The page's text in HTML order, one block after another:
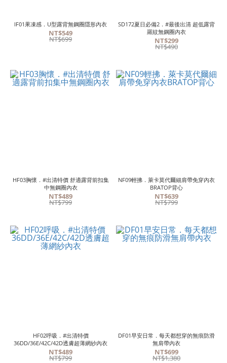
IF01果凍感．U型露背無鋼圈隱形內衣
NT$549
NT$699
SD172夏日必備2．#最後出清 超低露背
羅紋無鋼圈內衣
NT$299
NT$490
HF03胸懷．#出清特價 舒適露背前扣集
中無鋼圈內衣
NT$489
NT$799
NF09輕拂．萊卡莫代爾細肩帶免穿內衣
BRATOP背心
NT$639
NT$799
HF02呼吸．#出清特價
36DD/36E/42C/42D透膚超薄網紗內衣
NT$489
NT$799
DF01早安日常．每天都想穿的無痕防滑
無肩帶內衣
NT$699
NT$1,380